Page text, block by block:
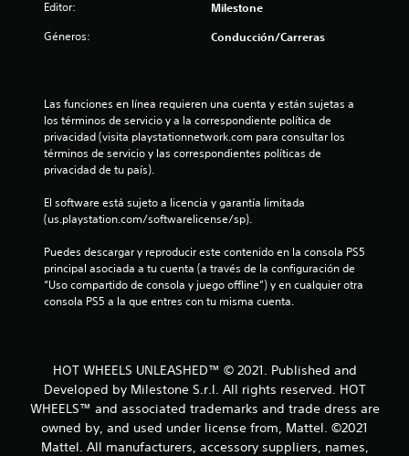
Editor: Milestone
Géneros: Conducción/Carreras
Las funciones en línea requieren una cuenta y están sujetas a
los términos de servicio y a la correspondiente política de
privacidad (visita playstationnetwork.com para consultar los
términos de servicio y las correspondientes políticas de
privacidad de tu país).
El software está sujeto a licencia y garantía limitada
(us.playstation.com/softwarelicense/sp).
Puedes descargar y reproducir este contenido en la consola PS5
principal asociada a tu cuenta (a través de la configuración de
“Uso compartido de consola y juego offline”) y en cualquier otra
consola PS5 a la que entres con tu misma cuenta.
HOT WHEELS UNLEASHED™ © 2021. Published and
Developed by Milestone S.r.l. All rights reserved. HOT
WHEELS™ and associated trademarks and trade dress are
owned by, and used under license from, Mattel. ©2021
Mattel. All manufacturers, accessory suppliers, names,